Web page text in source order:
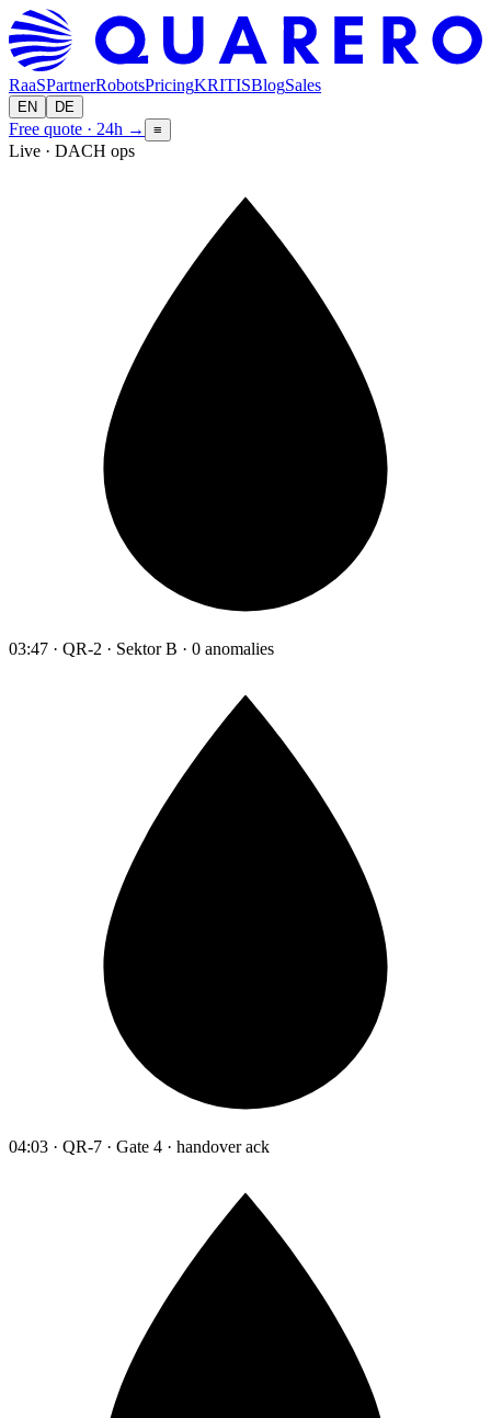
RaaSPartnerRobotsPricingKRITISBlogSales
EN DE
Free quote · 24h → ≡
Live · DACH ops
03:47 · QR-2 · Sektor B · 0 anomalies
04:03 · QR-7 · Gate 4 · handover ack